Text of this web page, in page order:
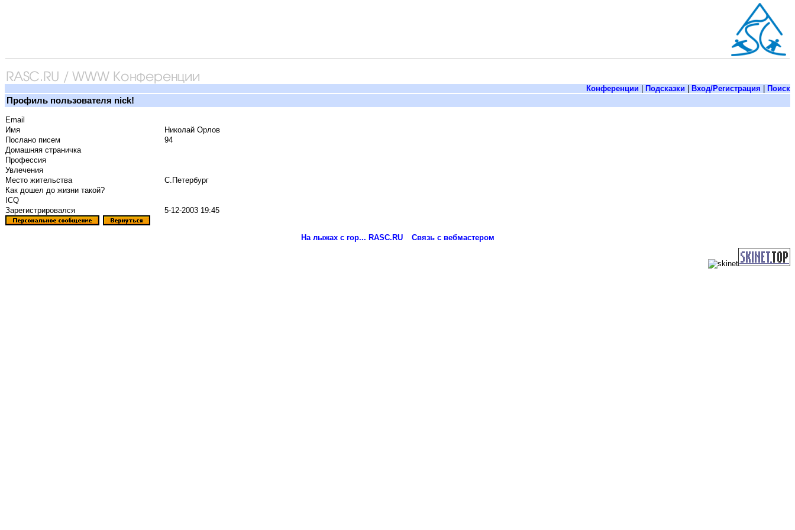
Конференции Подсказки Вход/Регистрация Поиск
Профиль пользователя nick!
Email
Имя
Николай Орлов
Послано писем
94
Домашняя страничка
Профессия
Увлечения
Место жительства
С.Петербург
Как дошел до жизни такой?
ICQ
Зарегистрировался
5-12-2003 19:45
На лыжах с гор... RASC.RU Связь с вебмастером